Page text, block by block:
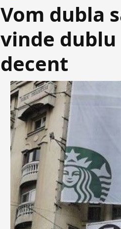
Vom dubla
vinde
decent